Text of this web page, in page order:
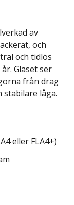
av
och
och tidlös
Glaset ser
från drag
stabilare låga.
eller FLA4+)